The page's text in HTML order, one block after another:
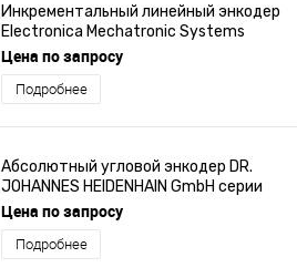
Инкрементальный линейный энкодер
Electronica Mechatronic Systems
серии Magna Slim
Цена по запросу
Подробнее
Абсолютный угловой энкодер DR.
JOHANNES HEIDENHAIN GmbH серии
ECA 4000
Цена по запросу
Подробнее